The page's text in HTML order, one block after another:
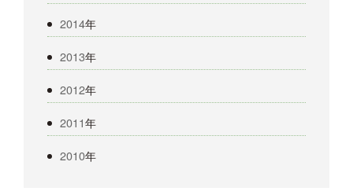
2014年
2013年
2012年
2011年
2010年